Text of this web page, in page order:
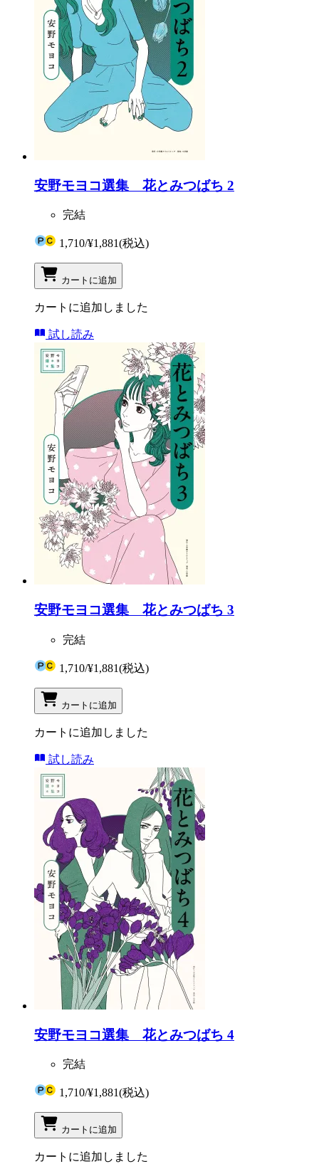
安野モヨコ選集 花とみつばち 2
完結
1,710/¥1,881(税込)
カートに追加
カートに追加しました
試し読み
安野モヨコ選集 花とみつばち 3
完結
1,710/¥1,881(税込)
カートに追加
カートに追加しました
試し読み
安野モヨコ選集 花とみつばち 4
完結
1,710/¥1,881(税込)
カートに追加
カートに追加しました